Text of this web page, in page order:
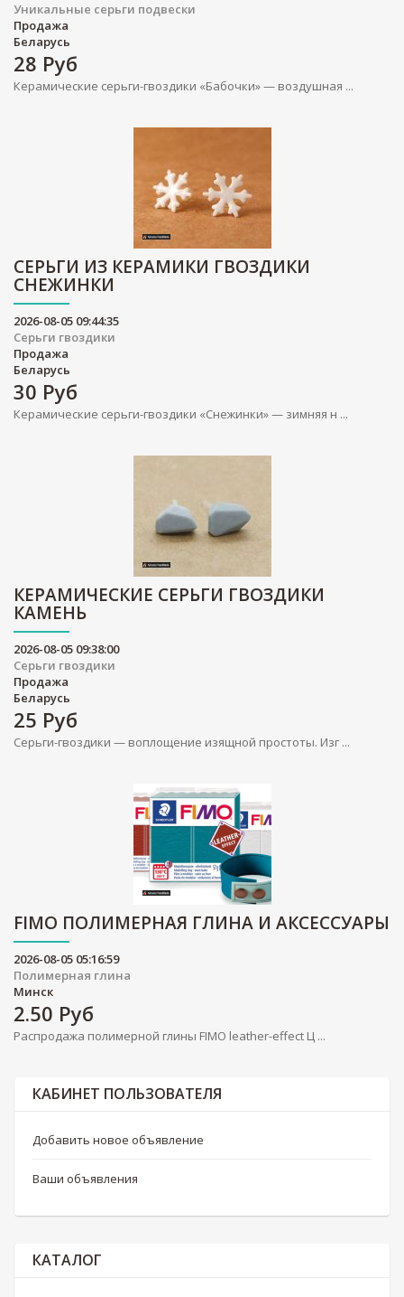
Уникальные серьги подвески
Продажа
Беларусь
28 Руб
Керамические серьги-гвоздики «Бабочки» — воздушная ...
СЕРЬГИ ИЗ КЕРАМИКИ ГВОЗДИКИ
СНЕЖИНКИ
2026-08-05 09:44:35
Серьги гвоздики
Продажа
Беларусь
30 Руб
Керамические серьги-гвоздики «Снежинки» — зимняя н ...
КЕРАМИЧЕСКИЕ СЕРЬГИ ГВОЗДИКИ
КАМЕНЬ
2026-08-05 09:38:00
Серьги гвоздики
Продажа
Беларусь
25 Руб
Серьги-гвоздики — воплощение изящной простоты. Изг ...
FIMO ПОЛИМЕРНАЯ ГЛИНА И АКСЕССУАРЫ
2026-08-05 05:16:59
Полимерная глина
Минск
2.50 Руб
Распродажа полимерной глины FIMO leather-effect Ц ...
КАБИНЕТ ПОЛЬЗОВАТЕЛЯ
Добавить новое объявление
Ваши объявления
КАТАЛОГ